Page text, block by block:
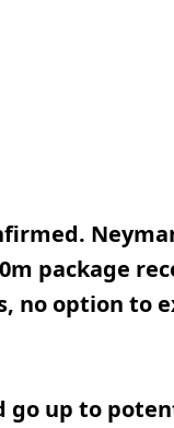
package
no option to
go up to